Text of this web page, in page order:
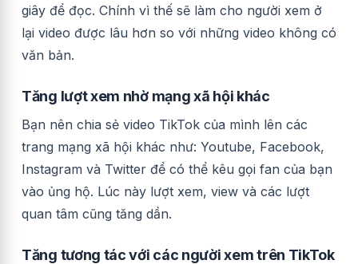
giây để đọc. Chính vì thế sẽ làm cho người xem ở
lại video được lâu hơn so với những video không có
văn bản.
Tăng lượt xem nhờ mạng xã hội khác
Bạn nên chia sẻ video TikTok của mình lên các
trang mạng xã hội khác như: Youtube, Facebook,
Instagram và Twitter để có thể kêu gọi fan của bạn
vào ủng hộ. Lúc này lượt xem, view và các lượt
quan tâm cũng tăng dần.
Tăng tương tác với các người xem trên TikTok